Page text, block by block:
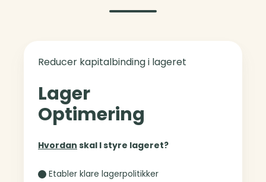
Reducer kapitalbinding i lageret
Lager
Optimering
Hvordan skal I styre lageret?
Etabler klare lagerpolitikker